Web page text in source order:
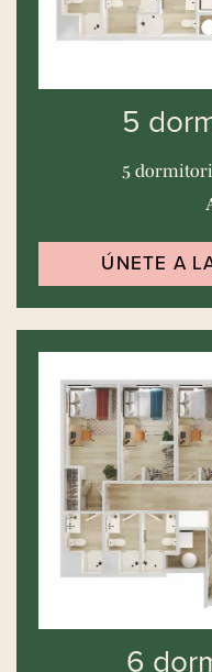
5
5
ÚNETE A
6